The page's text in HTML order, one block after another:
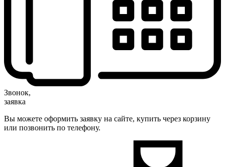
Звонок,
заявка
Вы можете оформить заявку на сайте, купить через корзину
или позвонить по телефону.